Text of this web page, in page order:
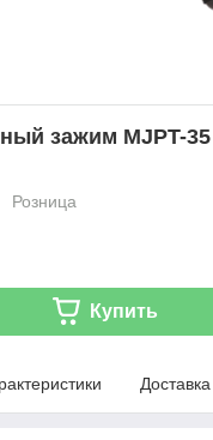
зажим MJPT-35
Розница
Купить
Доставка